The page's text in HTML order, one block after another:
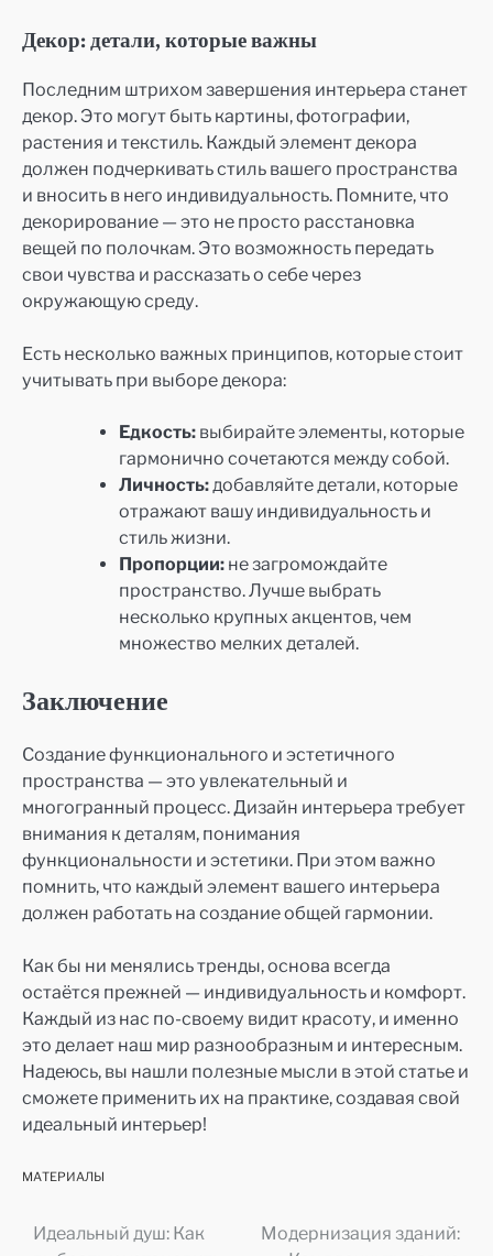
Декор: детали, которые важны
Последним штрихом завершения интерьера станет
декор. Это могут быть картины, фотографии,
растения и текстиль. Каждый элемент декора
должен подчеркивать стиль вашего пространства
и вносить в него индивидуальность. Помните, что
декорирование — это не просто расстановка
вещей по полочкам. Это возможность передать
свои чувства и рассказать о себе через
окружающую среду.
Есть несколько важных принципов, которые стоит
учитывать при выборе декора:
Едкость: выбирайте элементы, которые
гармонично сочетаются между собой.
Личность:добавляйте детали, которые
отражают вашу индивидуальность и
стиль жизни.
Пропорции: не загромождайте
пространство. Лучше выбрать
несколько крупных акцентов, чем
множество мелких деталей.
Заключение
Создание функционального и эстетичного
пространства — это увлекательный и
многогранный процесс. Дизайн интерьера требует
внимания к деталям, понимания
функциональности и эстетики. При этом важно
помнить, что каждый элемент вашего интерьера
должен работать на создание общей гармонии.
Как бы ни менялись тренды, основа всегда
остаётся прежней — индивидуальность и комфорт.
Каждый из нас по-своему видит красоту, и именно
это делает наш мир разнообразным и интересным.
Надеюсь, вы нашли полезные мысли в этой статье и
сможете применить их на практике, создавая свой
идеальный интерьер!
МАТЕРИАЛЫ
Навигация
Идеальный душ: Как
Модернизация зданий: